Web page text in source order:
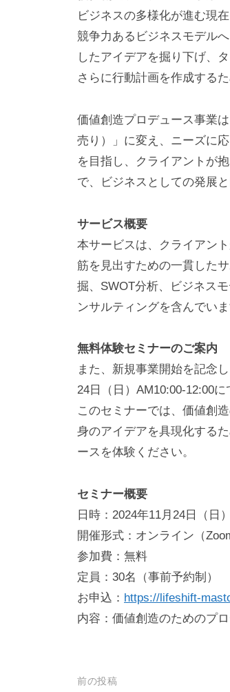
ビジネスの多様化が進む現
競争力あるビジネスモデル
したアイデアを掘り下げ、
さらに行動計画を作成する
価値創造プロデュース事業
売り）」に変え、ニーズに
を目指し、クライアントが
で、ビジネスとしての発展
サービス概要
本サービスは、クライアン
筋を見出すための一貫した
掘、SWOT分析、ビジネス
ンサルティングを含んでいま
無料体験セミナーのご案内
また、新規事業開始を記念
24日（日）AM10:00-12:00に
このセミナーでは、価値創
身のアイデアを具現化する
ースを体験ください。
セミナー概要
日時：2024年11月24日（日
開催形式：オンライン（
参加費：無料
定員：30名（事前予約制）
お申込： https://lifeshift-
内容：価値創造のためのプ
投
前の投稿